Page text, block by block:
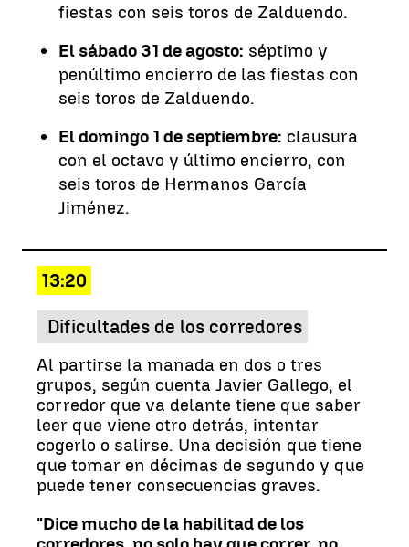
fiestas con seis toros de Zalduendo.
El sábado 31 de agosto: séptimo y
penúltimo encierro de las fiestas con
seis toros de Zalduendo.
El domingo 1 de septiembre: clausura
con el octavo y último encierro, con
seis toros de Hermanos García
Jiménez.
13:20
Dificultades de los corredores
Al partirse la manada en dos o tres
grupos, según cuenta Javier Gallego, el
corredor que va delante tiene que saber
leer que viene otro detrás, intentar
cogerlo o salirse. Una decisión que tiene
que tomar en décimas de segundo y que
puede tener consecuencias graves.
"Dice mucho de la habilitad de los